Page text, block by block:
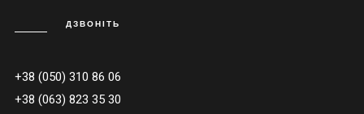
ДЗВОНІТЬ
+38 (050) 310 86 06
+38 (063) 823 35 30